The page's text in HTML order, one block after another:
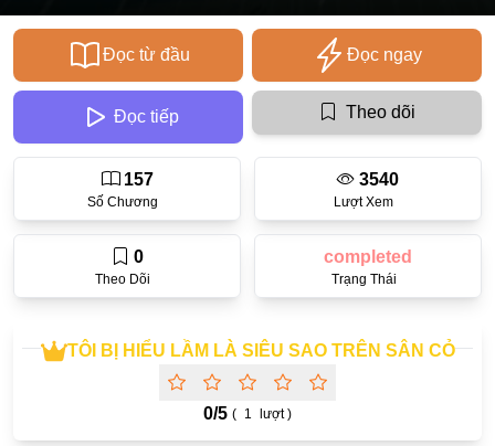
Magic
Comic
#Ngược Tâm
Josei
Gender Bender
Yaoi TÔI BỊ HIỂU LẦM LÀ SIÊU SAO TRÊN SÂN CỎ
0/5 ( 1 lượt )
Số Chương
157
Lượt Xem
3540
Theo Dõi
0
Trạng Thái
completed
Đọc từ đầu Đọc ngay
Đọc tiếp Theo dõi